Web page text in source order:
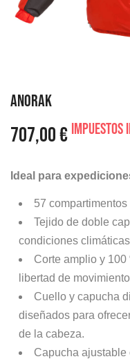
ANORAK
707,00 € Impuestos
Ideal para
57
Tejido de doble
condiciones
Corte amplio y 100
libertad de
Cuello y capucha
diseñados para
de la cabeza.
Capucha ajustable